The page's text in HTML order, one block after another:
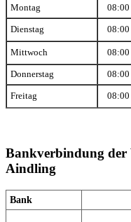
Montag 08:00
Dienstag 08:00
Mittwoch 08:00
Donnerstag 08:00
Freitag 08:00
Bankverbindung der
Aindling
Bank